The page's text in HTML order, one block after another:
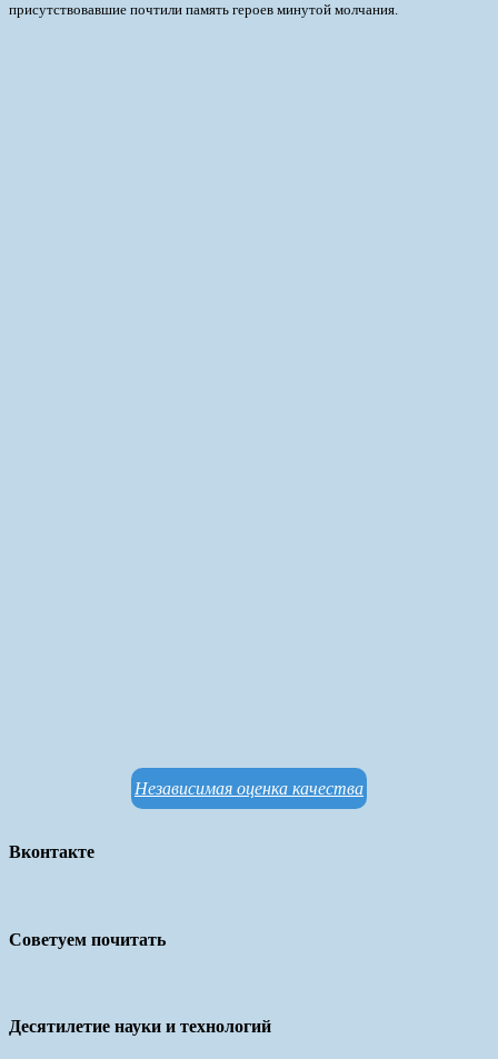
присутствовавшие почтили память героев минутой молчания.
Независимая оценка качества
Вконтакте
Советуем почитать
Десятилетие науки и технологий